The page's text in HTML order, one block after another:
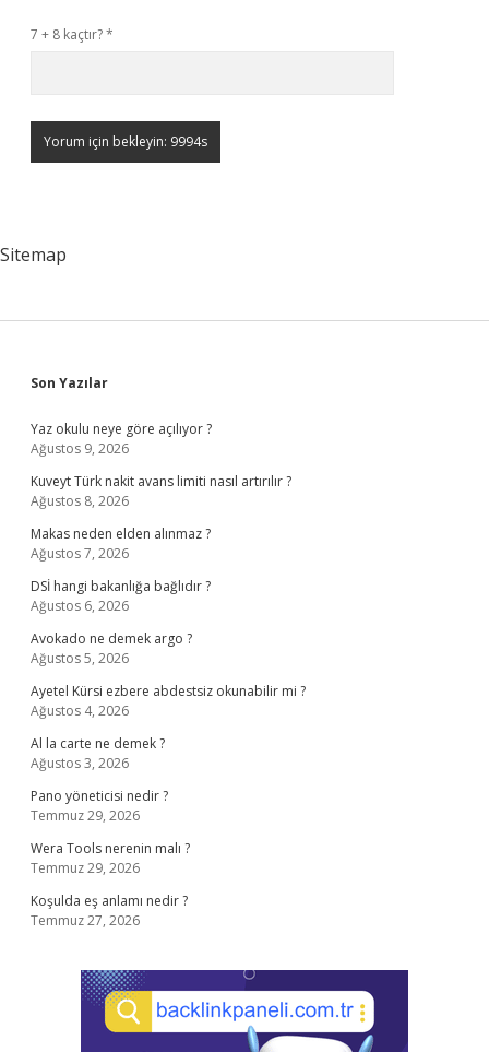
7 + 8 kaçtır?*
Sitemap
Sidebar
Son Yazılar
Yaz okulu neye göre açılıyor ?
Ağustos 9, 2026
Kuveyt Türk nakit avans limiti nasıl artırılır ?
Ağustos 8, 2026
Makas neden elden alınmaz ?
Ağustos 7, 2026
DSİ hangi bakanlığa bağlıdır ?
Ağustos 6, 2026
Avokado ne demek argo ?
Ağustos 5, 2026
Ayetel Kürsi ezbere abdestsiz okunabilir mi ?
Ağustos 4, 2026
Al la carte ne demek ?
Ağustos 3, 2026
Pano yöneticisi nedir ?
Temmuz 29, 2026
Wera Tools nerenin malı ?
Temmuz 29, 2026
Koşulda eş anlamı nedir ?
Temmuz 27, 2026